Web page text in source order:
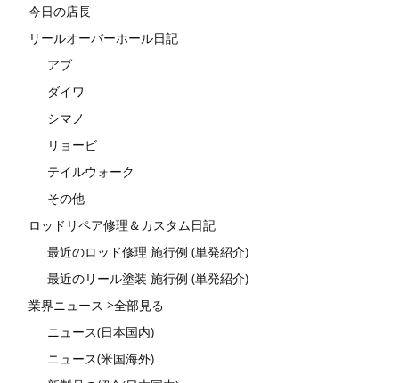
今日の店長
リールオーバーホール日記
アブ
ダイワ
シマノ
リョービ
テイルウォーク
その他
ロッドリペア修理＆カスタム日記
最近のロッド修理 施行例 (単発紹介)
最近のリール塗装 施行例 (単発紹介)
業界ニュース >全部見る
ニュース(日本国内)
ニュース(米国海外)